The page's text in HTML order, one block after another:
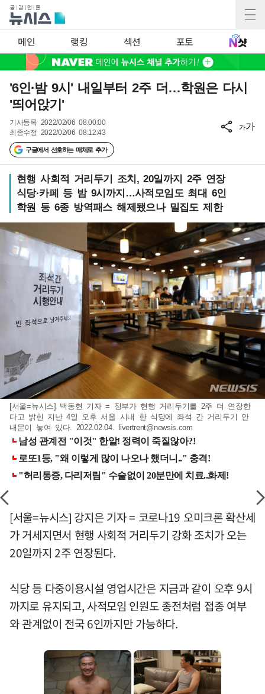
메인 랭킹 섹션 포토
'6인·밤 9시' 내일부터 2주 더…학원은 다시
'띄어앉기'
기사등록 2022/02/06 08:00:00
최종수정 2022/02/06 08:12:43
구글에서 선호하는 매체로 추가
가가
현행 사회적 거리두기 조치, 20일까지 2주 연장
식당·카페 등 밤 9시까지…사적모임도 최대 6인
학원 등 6종 방역패스 해제됐으나 밀집도 제한
[서울=뉴시스] 백동현 기자 = 정부가 현행 거리두기를 2주 더 연장한
다고 밝힌 지난 4일 오후 서울 시내 한 식당에 좌석 간 거리두기 안
내문이 놓여 있다. 2022.02.04.
livertrent@newsis.com
[서울=뉴시스] 강지은 기자 = 코로나19 오미크론 확산세
가 거세지면서 현행 사회적 거리두기 강화 조치가 오는
20일까지 2주 연장된다.
식당 등 다중이용시설 영업시간은 지금과 같이 오후 9시
까지로 유지되고, 사적모임 인원도 종전처럼 접종 여부
와 관계없이 전국 6인까지만 가능하다.